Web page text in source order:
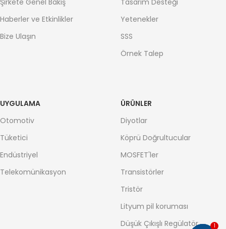
Şirkete Genel Bakış
Haberler ve Etkinlikler
Bize Ulaşın
Tasarım Desteği
Yetenekler
SSS
Örnek Talep
UYGULAMA
Otomotiv
Tüketici
Endüstriyel
Telekomünikasyon
ÜRÜNLER
Diyotlar
Köprü Doğrultucular
MOSFET'ler
Transistörler
Tristör
Lityum pil koruması
Düşük Çıkışlı Regülatör
1